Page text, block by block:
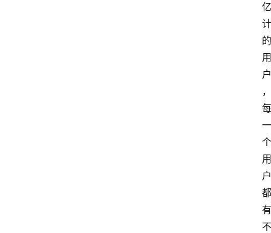
亿
计
的
用
户
，
每
一
个
用
户
都
有
不